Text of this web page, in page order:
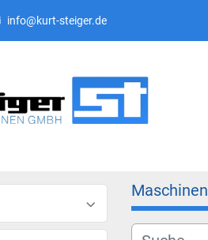
info@kurt-steiger.de
Maschinen